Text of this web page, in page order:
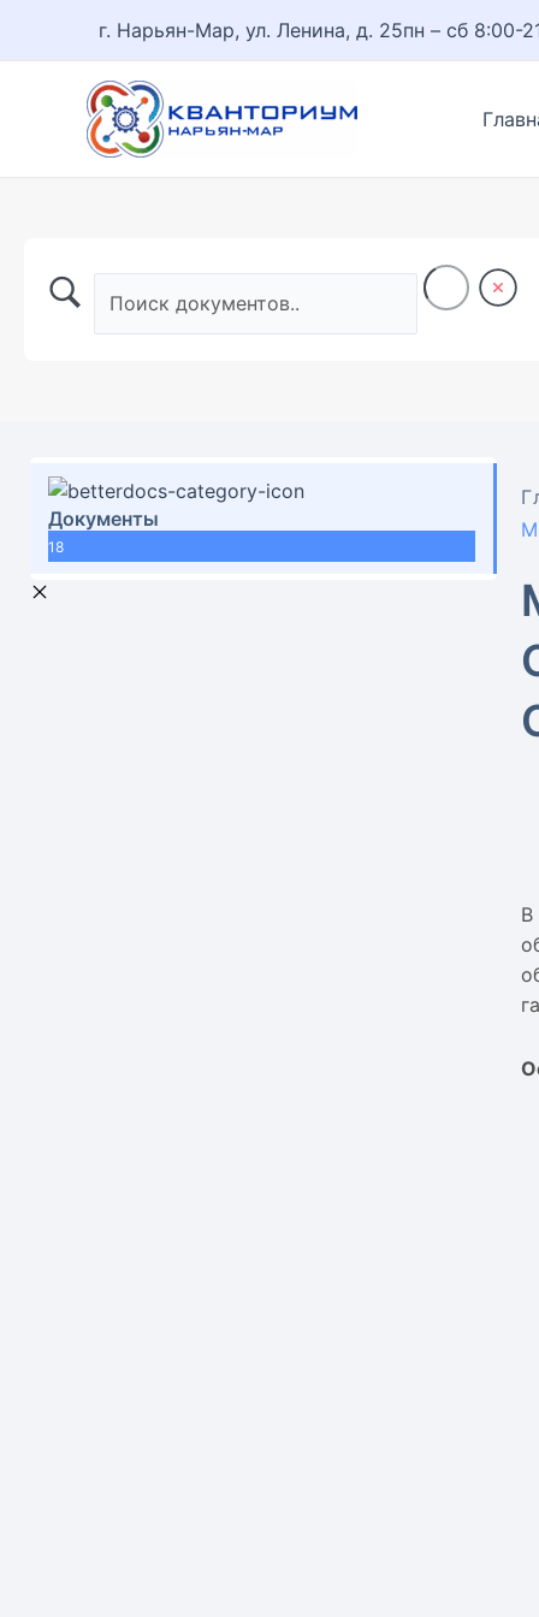
г. Нарьян-Мар, ул. Ленина, д. 25пн – сб 8:00-
Документы
18
В